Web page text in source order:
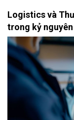
Logistics và
trong kỷ